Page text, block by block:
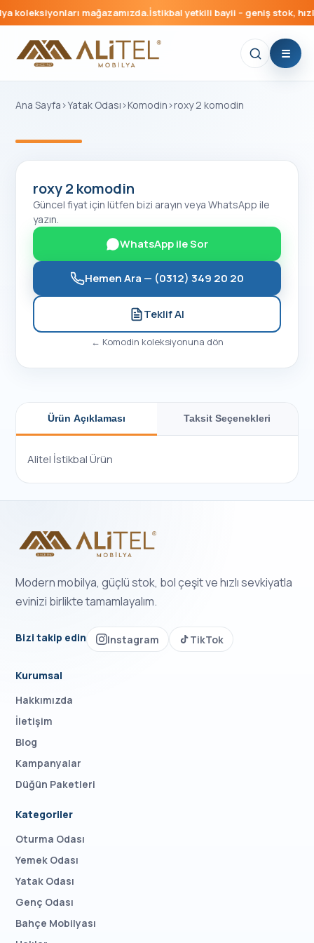
koleksiyonları mağazamızda.İstikbal yetkili bayii – geniş stok,
Ana Sayfa ›Yatak Odası ›Komodin ›roxy 2 komodin
roxy 2 komodin
Güncel fiyat için lütfen bizi arayın veya WhatsApp ile
yazın.
WhatsApp ile Sor
Hemen Ara — (0312) 349 20 20
Teklif Al
← Komodin koleksiyonuna dön
Ürün Açıklaması Taksit Seçenekleri
Alitel İstikbal Ürün
Modern mobilya, güçlü stok, bol çeşit ve hızlı sevkiyatla
evinizi birlikte tamamlayalım.
Bizi takip edin Instagram TikTok
Kurumsal
Hakkımızda
İletişim
Blog
Kampanyalar
Düğün Paketleri
Kategoriler
Oturma Odası
Yemek Odası
Yatak Odası
Genç Odası
Bahçe Mobilyası